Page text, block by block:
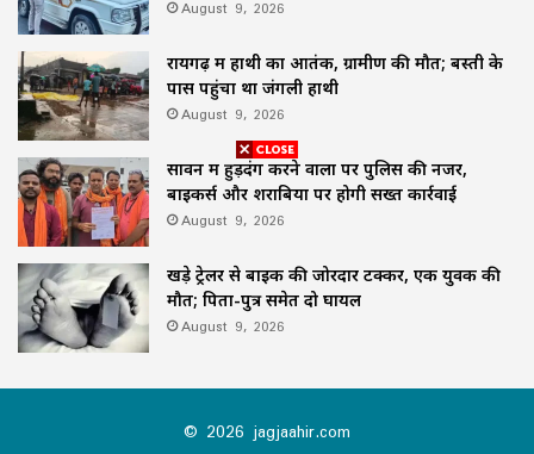
August 9, 2026
रायगढ़ में हाथी का आतंक, ग्रामीण की मौत; बस्ती के
पास पहुंचा था जंगली हाथी
August 9, 2026
सावन में हुड़दंग करने वालों पर पुलिस की नजर,
बाइकर्स और शराबियों पर होगी सख्त कार्रवाई
August 9, 2026
खड़े ट्रेलर से बाइक की जोरदार टक्कर, एक युवक की
मौत; पिता-पुत्र समेत दो घायल
August 9, 2026
© 2026 jagjaahir.com